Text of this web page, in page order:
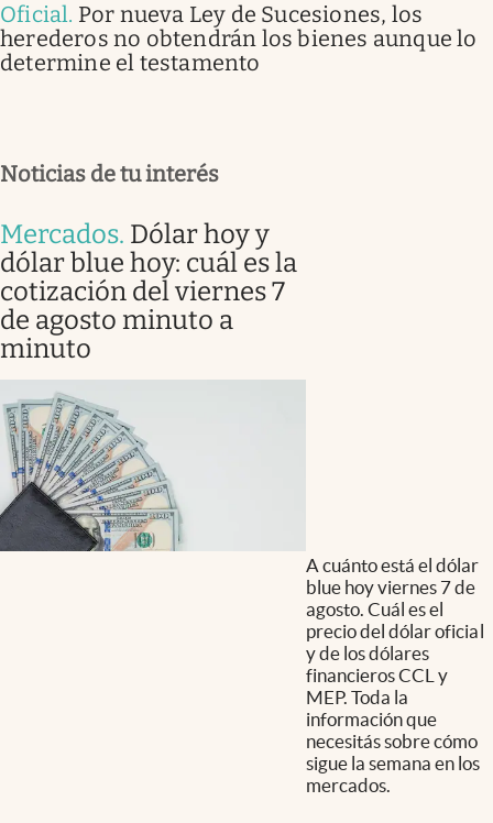
Oficial. Por nueva Ley de Sucesiones, los
herederos no obtendrán los bienes aunque lo
determine el testamento
Noticias de tu interés
Mercados. Dólar hoy y
dólar blue hoy: cuál es la
cotización del viernes 7
de agosto minuto a
minuto
A cuánto está el dólar
blue hoy viernes 7 de
agosto. Cuál es el
precio del dólar oficial
y de los dólares
financieros CCL y
MEP. Toda la
información que
necesitás sobre cómo
sigue la semana en los
mercados.